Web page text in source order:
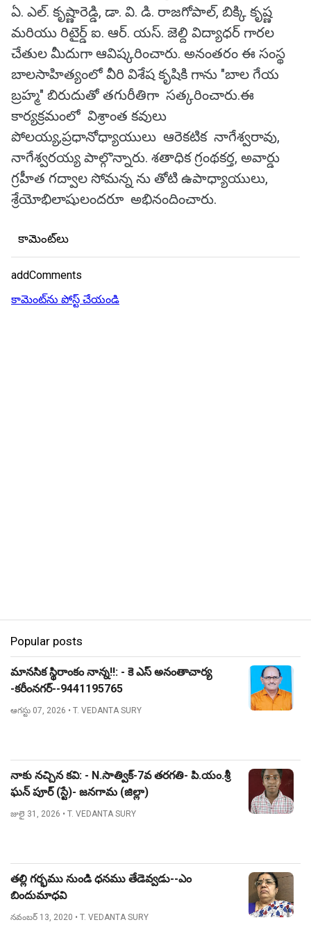
ఏ. ఎల్. కృష్ణారెడ్డి, డా. వి. డి. రాజగోపాల్, బిక్కి కృష్ణ
మరియు రిటైర్డ్ ఐ. ఆర్. యస్. జెల్ది విద్యాధర్ గారల
చేతుల మీదుగా ఆవిష్కరించారు. అనంతరం ఈ సంస్థ
బాలసాహిత్యంలో వీరి విశేష కృషికి గాను "బాల గేయ
బ్రహ్మ" బిరుదుతో తగురీతిగా సత్కరించారు.ఈ
కార్యక్రమంలో విశ్రాంత కవులు
పోలయ్య,ప్రధానోధ్యాయులు ఆరెకటిక నాగేశ్వరావు,
నాగేశ్వరయ్య పాల్గొన్నారు. శతాధిక గ్రంథకర్త, అవార్డు
గ్రహీత గద్వాల సోమన్న ను తోటి ఉపాధ్యాయులు,
శ్రేయోభిలాషులందరూ అభినందించారు.
కామెంట్‌లు
addComments
కామెంట్‌ను పోస్ట్ చేయండి
Popular posts
మానసిక స్థిరాంకం నాన్న!!: - కె ఎస్ అనంతాచార్య
-కరీంనగర్--9441195765
ఆగస్టు 07, 2026 • T. VEDANTA SURY
నాకు నచ్చిన కవి: - N.సాత్విక్-7వ తరగతి- పి.యం.శ్రీ
ఘన్ పూర్ (స్టే)- జనగామ (జిల్లా)
జులై 31, 2026 • T. VEDANTA SURY
తల్లి గర్భము నుండి ధనము తేడెవ్వడు--ఎం
బిందుమాధవి
నవంబర్ 13, 2020 • T. VEDANTA SURY